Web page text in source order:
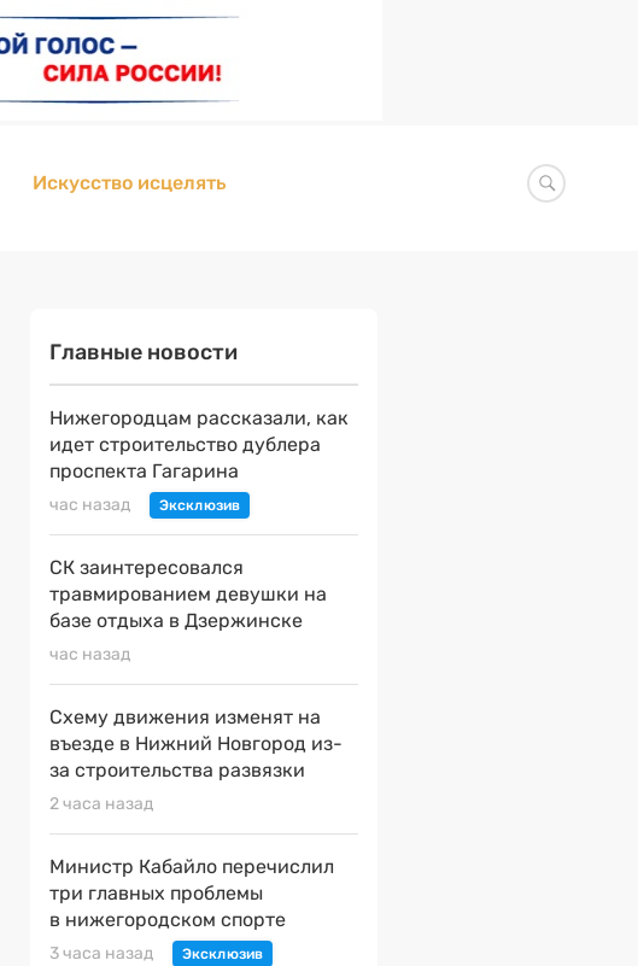
Искусство исцелять
Главные новости
Нижегородцам рассказали, как
идет строительство дублера
проспекта Гагарина
час назад
СК заинтересовался
травмированием девушки на
базе отдыха в Дзержинске
час назад
Схему движения изменят на
въезде в Нижний Новгород из-
за строительства развязки
2 часа назад
Министр Кабайло перечислил
три главных проблемы
в нижегородском спорте
3 часа назад